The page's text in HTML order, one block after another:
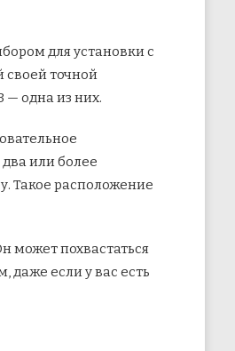
для установки с
своей точной
одна из них.
или более
Такое расположение
может похвастаться
даже если у вас есть